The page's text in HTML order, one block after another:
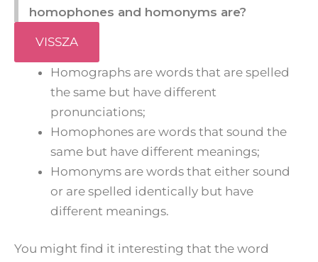
homophones and homonyms are?
VISSZA
Homographs are words that are spelled
the same but have different
pronunciations;
Homophones are words that sound the
same but have different meanings;
Homonyms are words that either sound
or are spelled identically but have
different meanings.
You might find it interesting that the word